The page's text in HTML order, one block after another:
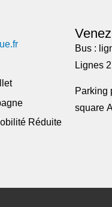
Réduite
Bus :
Lignes
Parking
square